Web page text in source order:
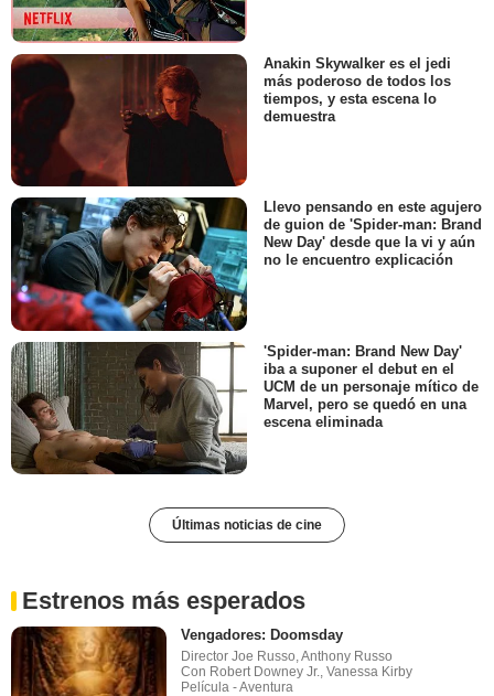
Anakin Skywalker es el jedi
más poderoso de todos los
tiempos, y esta escena lo
demuestra
Llevo pensando en este agujero
de guion de 'Spider-man: Brand
New Day' desde que la vi y aún
no le encuentro explicación
'Spider-man: Brand New Day'
iba a suponer el debut en el
UCM de un personaje mítico de
Marvel, pero se quedó en una
escena eliminada
Últimas noticias de cine
Estrenos más esperados
Vengadores: Doomsday
Director Joe Russo, Anthony Russo
Con Robert Downey Jr., Vanessa Kirby
Película - Aventura